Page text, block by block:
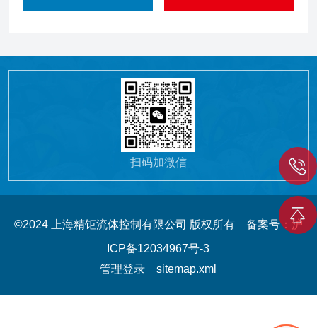
扫码加微信
©2024 上海精钜流体控制有限公司 版权所有 备案号：沪
ICP备12034967号-3
管理登录
sitemap.xml